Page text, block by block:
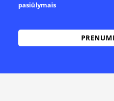
pasiūlymais